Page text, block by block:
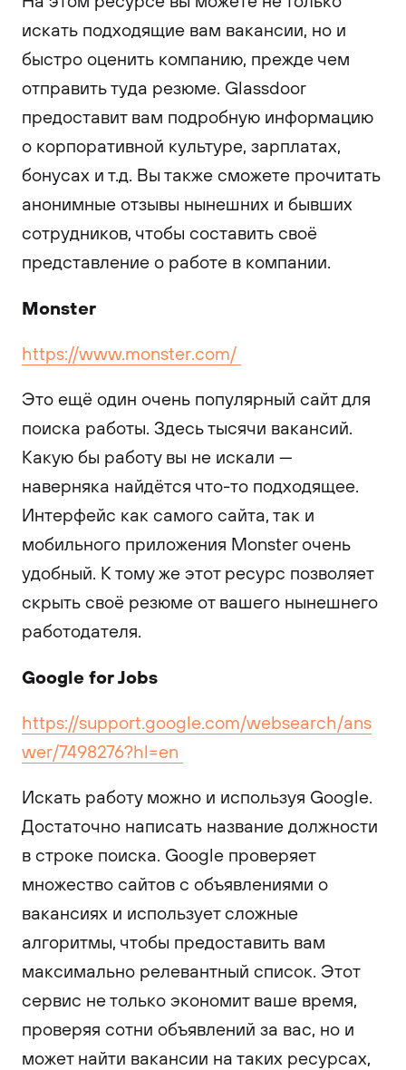
искать подходящие вам вакансии, но и
быстро оценить компанию, прежде чем
отправить туда резюме. Glassdoor
предоставит вам подробную информацию
о корпоративной культуре, зарплатах,
бонусах и ​​т.д. Вы также сможете прочитать
анонимные отзывы нынешних и бывших
сотрудников, чтобы составить своё
представление о работе в компании.
Monster
https://www.monster.com/
Это ещё один очень популярный сайт для
поиска работы. Здесь тысячи вакансий.
Какую бы работу вы не искали —
наверняка найдётся что-то подходящее.
Интерфейс как самого сайта, так и
мобильного приложения Monster очень
удобный. К тому же этот ресурс позволяет
скрыть своё резюме от вашего нынешнего
работодателя.
Google for Jobs
https://support.google.com/websearch/ans
wer/7498276?hl=en
Искать работу можно и используя Google.
Достаточно написать название должности
в строке поиска. Google проверяет
множество сайтов с объявлениями о
вакансиях и использует сложные
алгоритмы, чтобы предоставить вам
максимально релевантный список. Этот
сервис не только экономит ваше время,
проверяя сотни объявлений за вас, но и
может найти вакансии на таких ресурсах,